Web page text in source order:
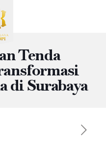
Tenda
di Surabaya